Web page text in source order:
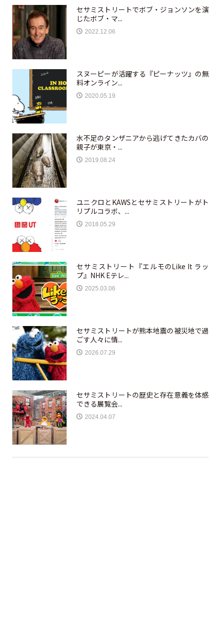
セサミストリートでボブ・ジョンソンを演
じたボブ・マ...
2022.12.06
スヌーピーが活躍する『ピーナッツ』の無
料オンライン...
2020.05.19
水不足のタンザニアから逃げてきたカバの
親子が東京・...
2019.08.24
ユニクロとKAWSとセサミストリートがト
リプルコラボ、...
2018.05.29
セサミストリート『エルモのLike It ラッ
プ』NHK Eテレ...
2025.03.06
セサミストリートが熊本地震の被災地で過
ごす人々に情...
2026.07.29
セサミストリートの歴史と存在意義を体感
できる展覧会...
2024.04.07